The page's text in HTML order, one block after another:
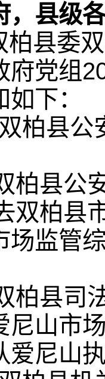
，县级
柏县委
府党组
下：
柏县公
柏县公
双柏县
场监管
柏县司
尼山市
爱尼山